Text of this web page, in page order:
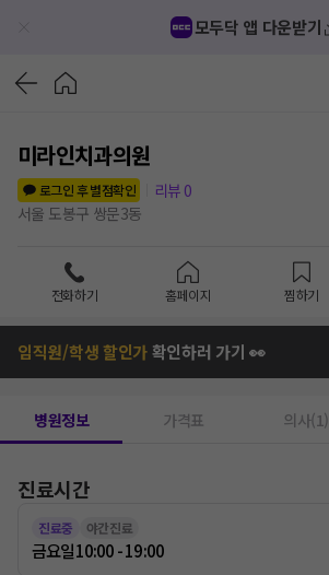
모두닥 앱 다운받기
미라인치과의원
로그인 후 별점확인
리뷰 0
서울 도봉구 쌍문3동
전화하기 홈페이지 찜하기
임직원/학생 할인가확인하러 가기 👀
병원정보 가격표 의사(1)
진료시간
진료중 야간진료
금요일10:00 - 19:00